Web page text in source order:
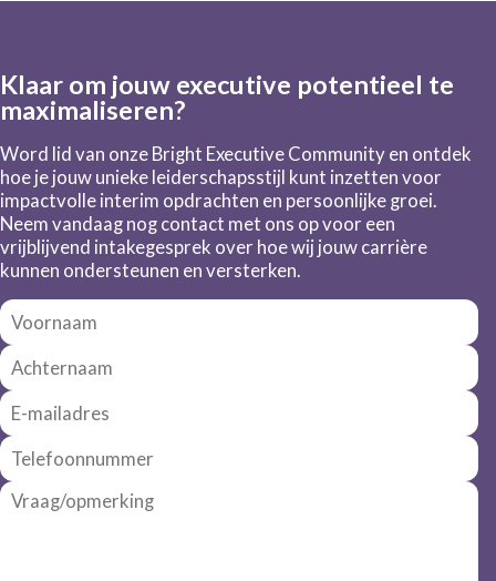
Klaar om jouw executive potentieel te
maximaliseren?
Word lid van onze Bright Executive Community en ontdek
hoe je jouw unieke leiderschapsstijl kunt inzetten voor
impactvolle interim opdrachten en persoonlijke groei.
Neem vandaag nog contact met ons op voor een
vrijblijvend intakegesprek over hoe wij jouw carrière
kunnen ondersteunen en versterken.